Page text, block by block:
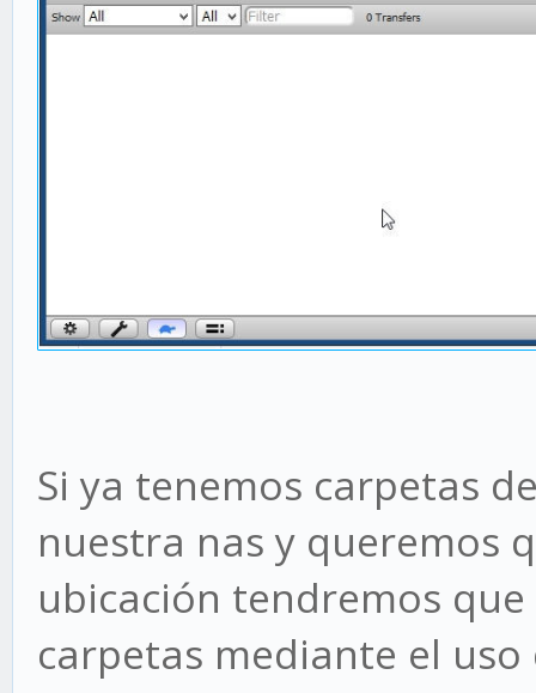
Si ya tenemos carpetas
nuestra nas y queremos
ubicación tendremos
carpetas mediante el